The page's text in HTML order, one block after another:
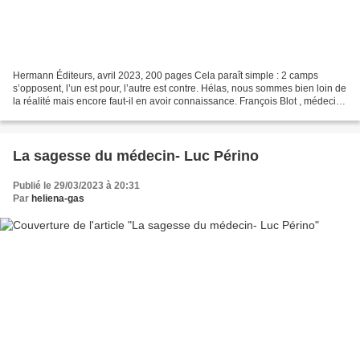
Hermann Éditeurs, avril 2023, 200 pages Cela paraît simple : 2 camps
s’opposent, l’un est pour, l’autre est contre. Hélas, nous sommes bien loin de
la réalité mais encore faut-il en avoir connaissance. François Blot , médecin
La sagesse du médecin- Luc Périno
Publié le 29/03/2023 à 20:31
Par heliena-gas